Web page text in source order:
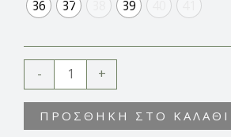
36
37 39
- +
ΠΡΟΣΘΉΚΗ ΣΤΟ ΚΑΛΆΘΙ